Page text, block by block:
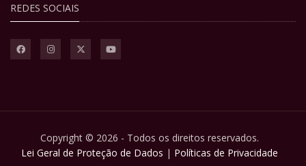
REDES SOCIAIS
Copyright © 2026 - Todos os direitos reservados.
Lei Geral de Proteção de Dados | Políticas de Privacidade